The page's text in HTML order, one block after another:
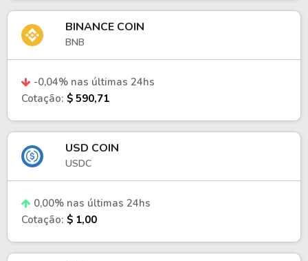
BINANCE COIN
BNB
-0,04% nas últimas 24hs
Cotação: $ 590,71
USD COIN
USDC
0,00% nas últimas 24hs
Cotação: $ 1,00